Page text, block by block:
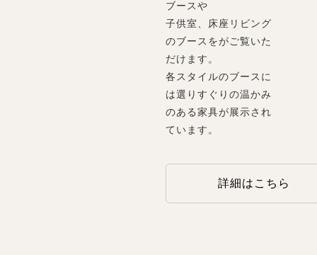
ブースや
子供室、床座リビング
のブースをがご覧いた
だけます。
各スタイルのブースに
は選りすぐりの温かみ
のある家具が展示され
ています。
詳細はこちら